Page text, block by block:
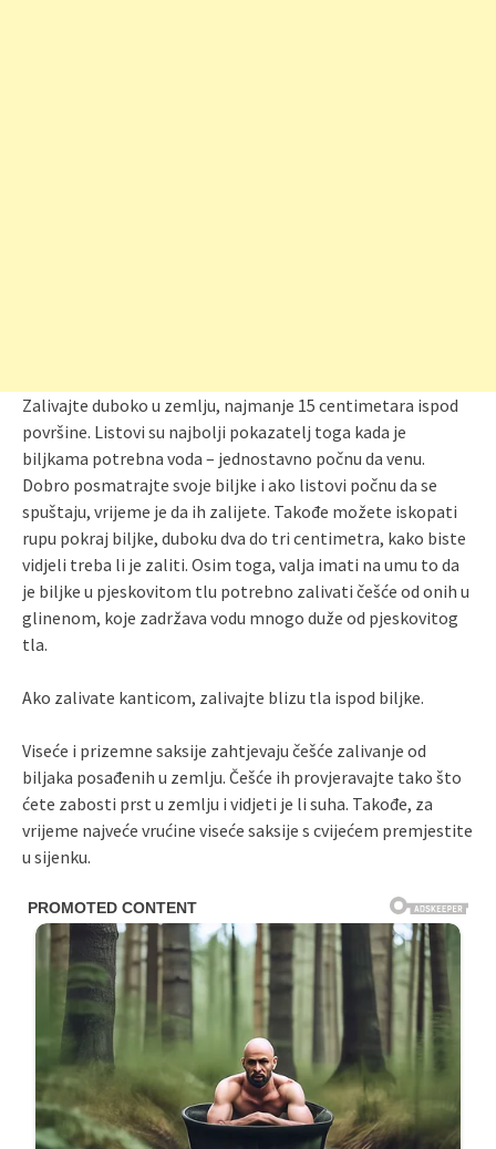
Zalivajte duboko u zemlju, najmanje 15 centimetara ispod
površine. Listovi su najbolji pokazatelj toga kada je
biljkama potrebna voda – jednostavno počnu da venu.
Dobro posmatrajte svoje biljke i ako listovi počnu da se
spuštaju, vrijeme je da ih zalijete. Takođe možete iskopati
rupu pokraj biljke, duboku dva do tri centimetra, kako biste
vidjeli treba li je zaliti. Osim toga, valja imati na umu to da
je biljke u pjeskovitom tlu potrebno zalivati češće od onih u
glinenom, koje zadržava vodu mnogo duže od pjeskovitog
tla.
Ako zalivate kanticom, zalivajte blizu tla ispod biljke.
Viseće i prizemne saksije zahtjevaju češće zalivanje od
biljaka posađenih u zemlju. Češće ih provjeravajte tako što
ćete zabosti prst u zemlju i vidjeti je li suha. Takođe, za
vrijeme najveće vrućine viseće saksije s cvijećem premjestite
u sijenku.